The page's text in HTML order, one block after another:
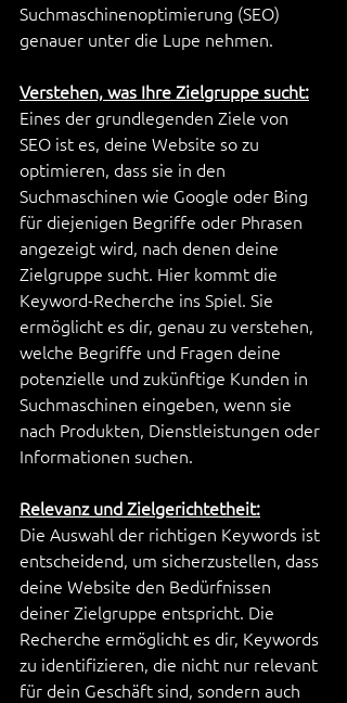
Suchmaschinenoptimierung (SEO)
genauer unter die Lupe nehmen.
Verstehen, was Ihre Zielgruppe sucht:
Eines der grundlegenden Ziele von
SEO ist es, deine Website so zu
optimieren, dass sie in den
Suchmaschinen wie Google oder Bing
für diejenigen Begriffe oder Phrasen
angezeigt wird, nach denen deine
Zielgruppe sucht. Hier kommt die
Keyword-Recherche ins Spiel. Sie
ermöglicht es dir, genau zu verstehen,
welche Begriffe und Fragen deine
potenzielle und zukünftige Kunden in
Suchmaschinen eingeben, wenn sie
nach Produkten, Dienstleistungen oder
Informationen suchen.
Relevanz und Zielgerichtetheit:
Die Auswahl der richtigen Keywords ist
entscheidend, um sicherzustellen, dass
deine Website den Bedürfnissen
deiner Zielgruppe entspricht. Die
Recherche ermöglicht es dir, Keywords
zu identifizieren, die nicht nur relevant
für dein Geschäft sind, sondern auch